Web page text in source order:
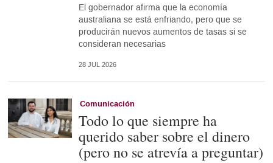
El gobernador afirma que la economía
australiana se está enfriando, pero que se
producirán nuevos aumentos de tasas si se
consideran necesarias
28 JUL 2026
Comunicación
Todo lo que siempre ha
querido saber sobre el dinero
(pero no se atrevía a preguntar)